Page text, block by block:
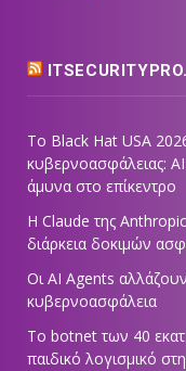
Το Black Hat USA
κυβερνοασφάλειας:
άμυνα στο επίκεντρο
Η Claude της Anthropic
διάρκεια δοκιμών
Οι AI Agents
κυβερνοασφάλεια
Το botnet των 40
παιδικό λογισμικό